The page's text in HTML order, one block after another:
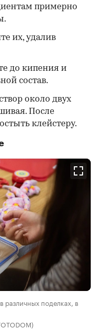
примерно
их, удалив
до кипения и
состав.
около двух
После
клейстеру.
различных поделках, в